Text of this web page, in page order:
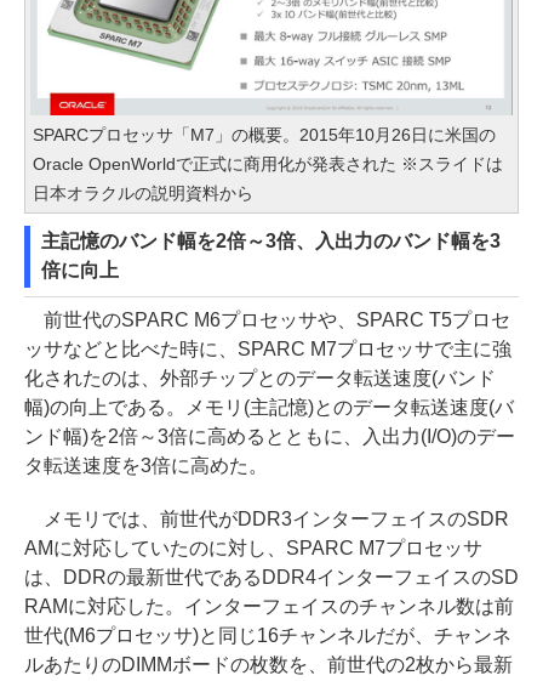
SPARCプロセッサ「M7」の概要。2015年10月26日に米国の
Oracle OpenWorldで正式に商用化が発表された ※スライドは
日本オラクルの説明資料から
主記憶のバンド幅を2倍～3倍、入出力のバンド幅を3
倍に向上
前世代のSPARC M6プロセッサや、SPARC T5プロセ
ッサなどと比べた時に、SPARC M7プロセッサで主に強
化されたのは、外部チップとのデータ転送速度(バンド
幅)の向上である。メモリ(主記憶)とのデータ転送速度(バ
ンド幅)を2倍～3倍に高めるとともに、入出力(I/O)のデー
タ転送速度を3倍に高めた。
メモリでは、前世代がDDR3インターフェイスのSDR
AMに対応していたのに対し、SPARC M7プロセッサ
は、DDRの最新世代であるDDR4インターフェイスのSD
RAMに対応した。インターフェイスのチャンネル数は前
世代(M6プロセッサ)と同じ16チャンネルだが、チャンネ
ルあたりのDIMMボードの枚数を、前世代の2枚から最新